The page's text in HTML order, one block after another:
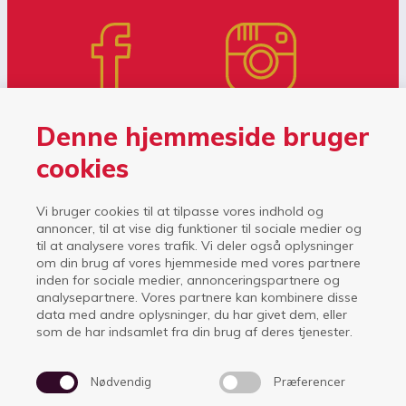
Denne hjemmeside bruger
cookies
Vi bruger cookies til at tilpasse vores indhold og
annoncer, til at vise dig funktioner til sociale medier og
til at analysere vores trafik. Vi deler også oplysninger
om din brug af vores hjemmeside med vores partnere
inden for sociale medier, annonceringspartnere og
analysepartnere. Vores partnere kan kombinere disse
data med andre oplysninger, du har givet dem, eller
som de har indsamlet fra din brug af deres tjenester.
Nødvendig Præferencer